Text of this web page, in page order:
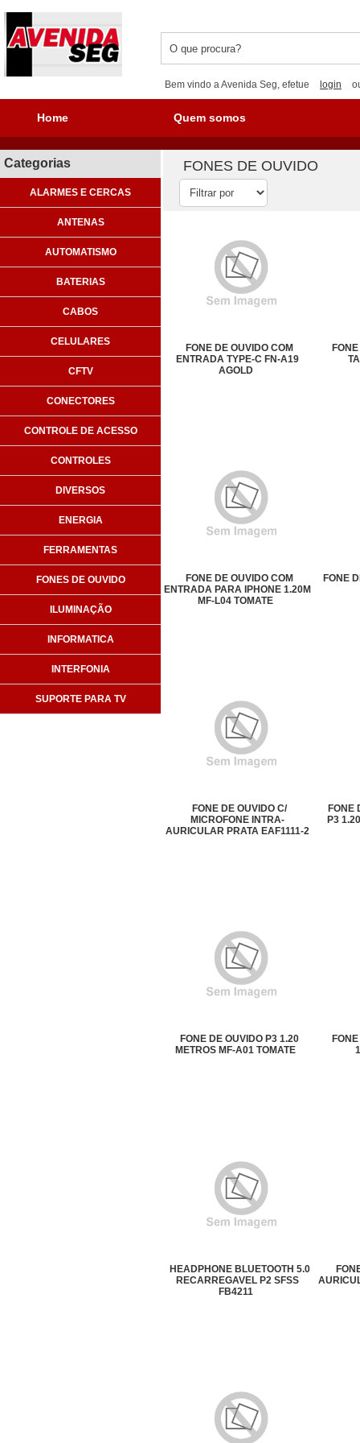
Bem vindo a Avenida Seg, efetue login
Home Quem somos
Categorias
ALARMES E CERCAS
ANTENAS
AUTOMATISMO
BATERIAS
CABOS
CELULARES
CFTV
CONECTORES
CONTROLE DE ACESSO
CONTROLES
DIVERSOS
ENERGIA
FERRAMENTAS
FONES DE OUVIDO
ILUMINAÇÃO
INFORMATICA
INTERFONIA
SUPORTE PARA TV
FONES DE OUVIDO
FONE DE OUVIDO COM
ENTRADA TYPE-C FN-A19
AGOLD
FONE DE OUVIDO COM
ENTRADA PARA IPHONE 1.20M
MF-L04 TOMATE
FONE
FONE DE OUVIDO C/
MICROFONE INTRA-
AURICULAR PRATA EAF1111-2
FONE
P3
FONE DE OUVIDO P3 1.20
METROS MF-A01 TOMATE
HEADPHONE BLUETOOTH 5.0
RECARREGAVEL P2 SFSS
FB4211